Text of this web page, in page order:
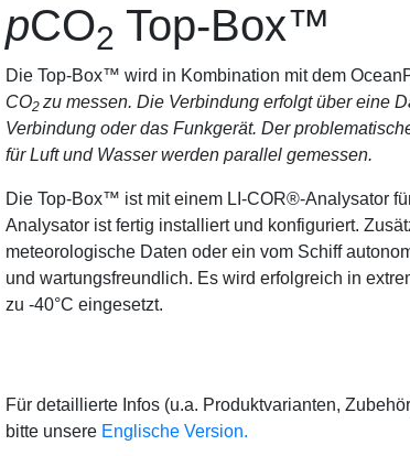
pCO2 Top-Box™
Die Top-Box™ wird in Kombination mit dem
CO2 zu messen. Die Verbindung erfolgt über eine
Verbindung oder das Funkgerät. Der
für Luft und Wasser werden parallel gemessen.
Die Top-Box™ ist mit einem LI-COR®-Analysator
Analysator ist fertig installiert und konfiguriert.
meteorologische Daten oder ein vom Schiff
und wartungsfreundlich. Es wird erfolgreich in
zu -40°C eingesetzt.
Für detaillierte Infos (u.a. Produktvarianten,
bitte unsere Englische Version.